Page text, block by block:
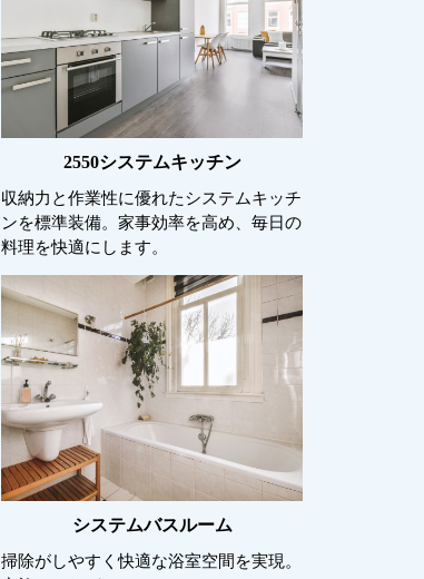
2550システムキッチン
収納力と作業性に優れたシステムキッチ
ンを標準装備。家事効率を高め、毎日の
料理を快適にします。
システムバスルーム
掃除がしやすく快適な浴室空間を実現。